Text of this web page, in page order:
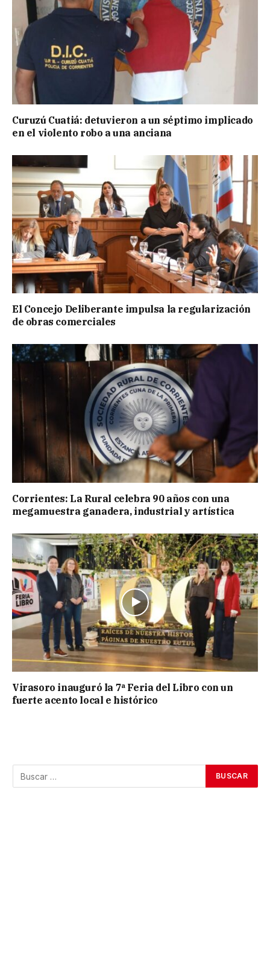
Curuzú Cuatiá: detuvieron a un séptimo implicado
en el violento robo a una anciana
El Concejo Deliberante impulsa la regularización
de obras comerciales
Corrientes: La Rural celebra 90 años con una
megamuestra ganadera, industrial y artística
Virasoro inauguró la 7ª Feria del Libro con un
fuerte acento local e histórico